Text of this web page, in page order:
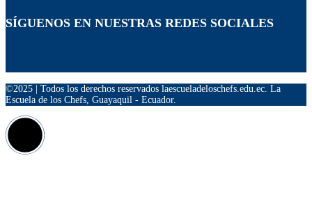
SÍGUENOS EN NUESTRAS REDES SOCIALES
©2025 | Todos los derechos reservados laescueladeloschefs.edu.ec. La
Escuela de los Chefs, Guayaquil - Ecuador.